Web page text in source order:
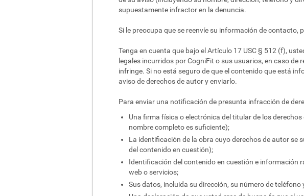
supuestamente infractor en la denuncia.
Si le preocupa que se reenvíe su información de
Tenga en cuenta que bajo el Artículo 17 USC § 512 (f),
legales incurridos por CogniFit o sus usuarios, en caso
infringe. Si no está seguro de que el contenido que está
aviso de derechos de autor y enviarlo.
Para enviar una notificación de presunta infracción de
Una firma física o electrónica del titular de los
nombre completo es suficiente);
La identificación de la obra cuyo derechos de autor se
del contenido en cuestión);
Identificación del contenido en cuestión e información
web o servicios;
Sus datos, incluida su dirección, su número de